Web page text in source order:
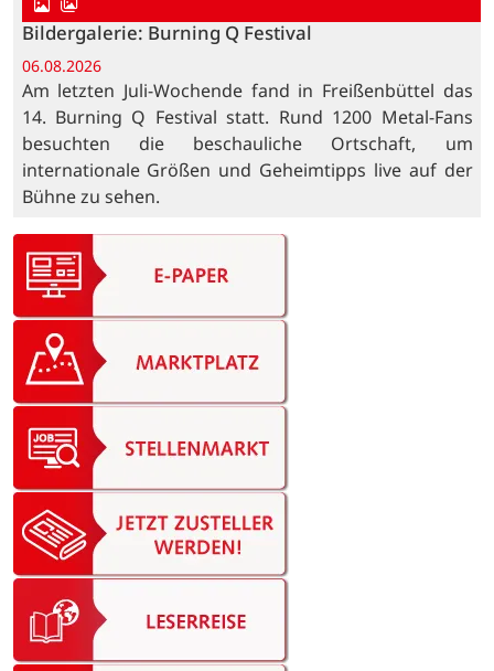
Bildergalerie: Burning Q Festival
06.08.2026
Am letzten Juli-Wochende fand in Freißenbüttel das
14. Burning Q Festival statt. Rund 1200 Metal-Fans
besuchten die beschauliche Ortschaft, um
internationale Größen und Geheimtipps live auf der
Bühne zu sehen.